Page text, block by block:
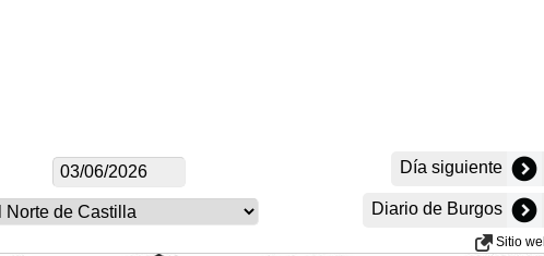
Día siguiente
Diario de Burgos
Sitio